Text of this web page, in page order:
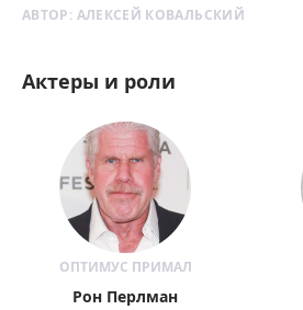
АВТОР: АЛЕКСЕЙ КОВАЛЬСКИЙ
Актеры и роли
ОПТИМУС ПРИМАЛ
Рон Перлман